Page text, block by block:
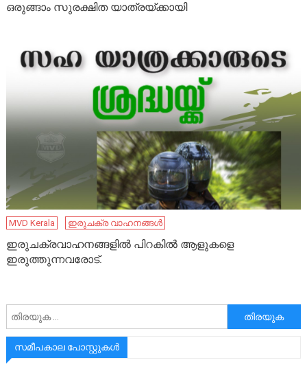
ഒരുങ്ങാം സുരക്ഷിത യാത്രയ്ക്കായി
MVD Kerala ഇരുചക്ര വാഹനങ്ങൾ
ഇരുചക്രവാഹനങ്ങളിൽ പിറകിൽ ആളുകളെ
ഇരുത്തുന്നവരോട്.
അനേഷിക്കുക
സമീപകാല പോസ്റ്റുകൾ